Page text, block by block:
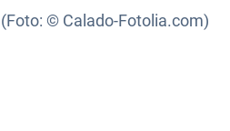
(Foto: © Calado-Fotolia.com)